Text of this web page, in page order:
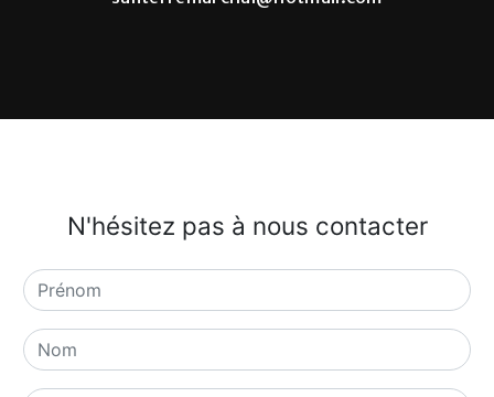
N'hésitez pas à nous contacter